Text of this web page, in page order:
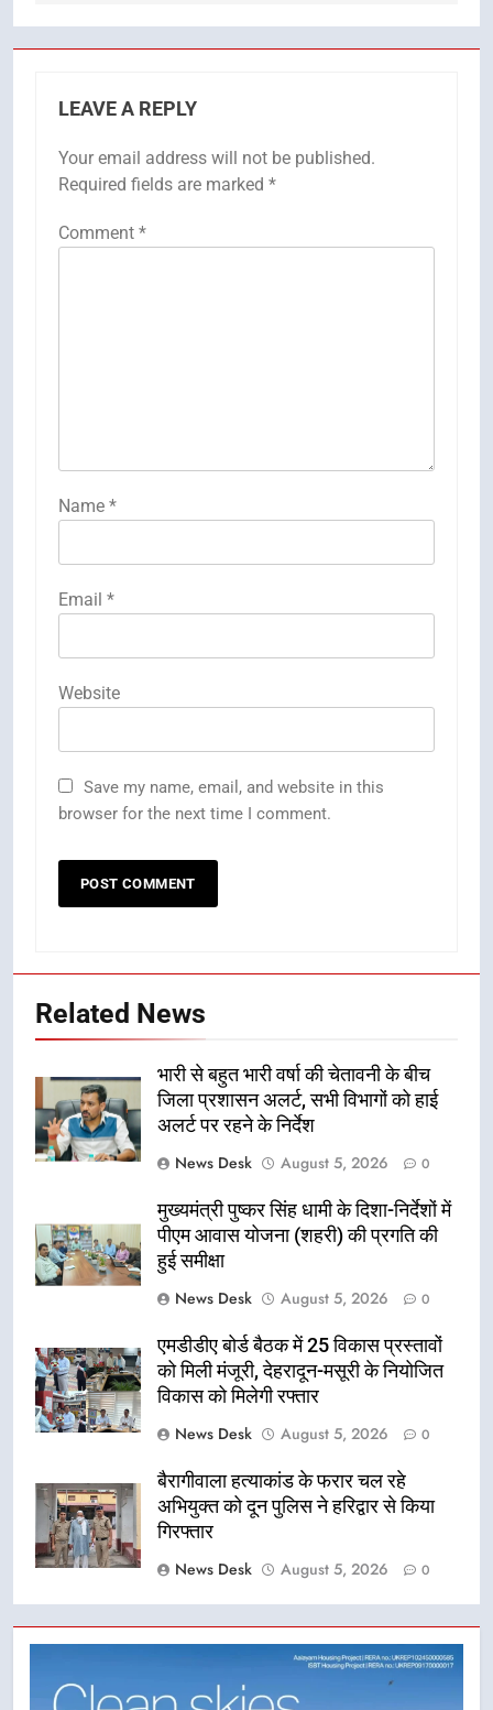
LEAVE A REPLY
Your email address will not be published.
Required fields are marked *
Comment *
Name *
Email *
Website
Save my name, email, and website in this
browser for the next time I comment.
Related News
भारी से बहुत भारी वर्षा की चेतावनी के बीच
जिला प्रशासन अलर्ट, सभी विभागों को हाई
अलर्ट पर रहने के निर्देश
News Desk
August 5, 2026 0
मुख्यमंत्री पुष्कर सिंह धामी के दिशा-निर्देशों में
पीएम आवास योजना (शहरी) की प्रगति की
हुई समीक्षा
News Desk
August 5, 2026 0
एमडीडीए बोर्ड बैठक में 25 विकास प्रस्तावों
को मिली मंजूरी, देहरादून-मसूरी के नियोजित
विकास को मिलेगी रफ्तार
News Desk
August 5, 2026 0
बैरागीवाला हत्याकांड के फरार चल रहे
अभियुक्त को दून पुलिस ने हरिद्वार से किया
गिरफ्तार
News Desk
August 5, 2026 0